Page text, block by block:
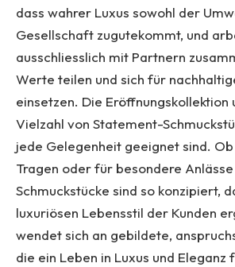
dass wahrer Luxus sowohl der
Gesellschaft zugutekommt, und
ausschliesslich mit Partnern
Werte teilen und sich für
einsetzen. Die Eröffnungskollektion
Vielzahl von Statement-
jede Gelegenheit geeignet sind.
Tragen oder für besondere
Schmuckstücke sind so konzipiert,
luxuriösen Lebensstil der Kunden
wendet sich an gebildete,
die ein Leben in Luxus und Eleganz